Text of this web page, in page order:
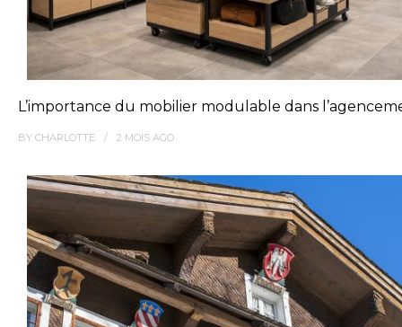
L’importance du mobilier modulable dans
BY CHARLOTTE 2 MOIS AGO